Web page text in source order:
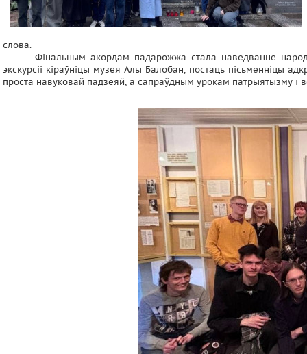
слова.
Фінальным акордам падарожжа стала наведванне
экскурсіі кіраўніцы музея Алы Балобан, постаць пісьменніцы
проста навуковай падзеяй, а сапраўдным урокам патрыятызму і